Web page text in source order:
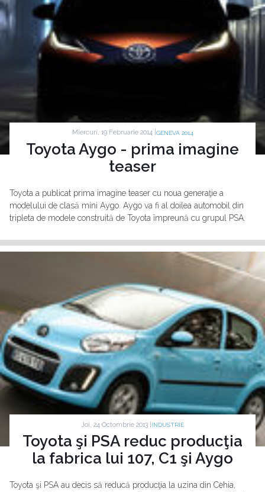
Miercuri, 19 Februarie 2014 | GENEVA 2014
Toyota Aygo - prima imagine
teaser
Toyota a publicat prima imagine teaser cu noua generaţie a
modelului de clasă mini Aygo. Aygo va fi al doilea automobil din
tripleta de modele construită de Toyota împreună cu grupul PSA.
Joi, 24 Octombrie 2013 | INDUSTRIE
Toyota şi PSA reduc producţia
la fabrica lui 107, C1 şi Aygo
Toyota şi PSA au decis să reducă producţia la uzina din Cehia,